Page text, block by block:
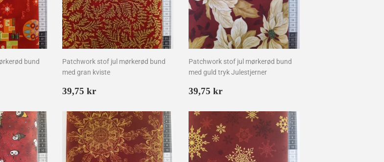
bund
Patchwork stof jul mørkerød bund
med gran kviste
Normalpris
39,75 kr
Patchwork stof jul mørkerød bund
med guld tryk Julestjerner
Normalpris
39,75 kr39,75